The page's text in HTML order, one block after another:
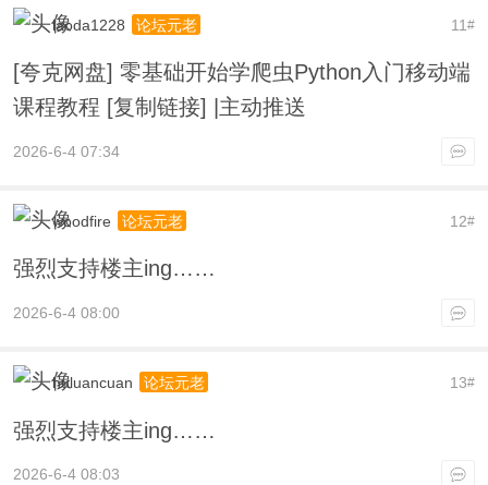
11#
laoda1228 论坛元老
[夸克网盘] 零基础开始学爬虫Python入门移动端
课程教程 [复制链接] |主动推送
2026-6-4 07:34
12#
woodfire 论坛元老
强烈支持楼主ing……
2026-6-4 08:00
13#
huluancuan 论坛元老
强烈支持楼主ing……
2026-6-4 08:03